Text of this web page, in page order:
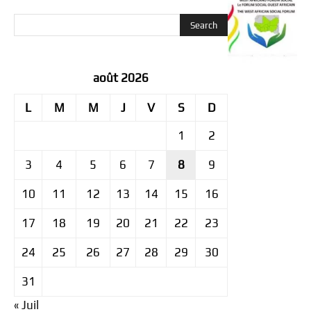
août 2026
L M M J V S
D
1
2
3 4 5 6 7 8 9
10 11 12 13 14 15 16
17 18 19 20 21 22 23
24 25 26 27 28 29 30
31
« Juil